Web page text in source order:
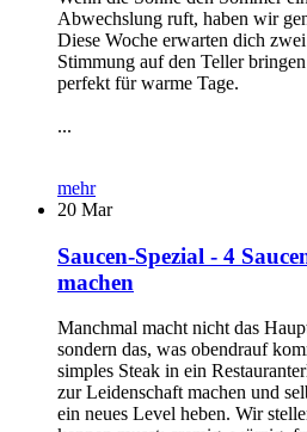
Abwechslung ruft, haben wir
Diese Woche erwarten dich
Stimmung auf den Teller
perfekt für warme Tage.
...
mehr
20 Mar
Saucen-Spezial - 4
machen
Manchmal macht nicht das
sondern das, was obendrauf
simples Steak in ein
zur Leidenschaft machen und
ein neues Level heben. Wir